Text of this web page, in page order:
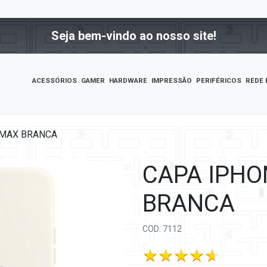
Seja bem-vindo ao nosso site!
ACESSÓRIOS GAMER HARDWARE IMPRESSÃO PERIFÉRICOS REDE
BRANCA
CAPA
BRANCA
COD: 7112